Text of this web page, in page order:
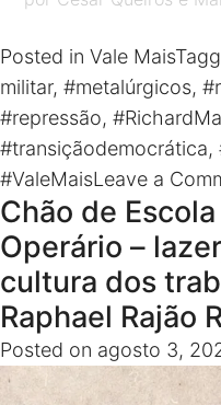
Pires e Márcio
Roteiro: Claudiane
Produção: Ana Clara
Thompson Clímaco
Clímaco Coordenadora
Farias
Posted in Vale Mais
militar, #metalúrgicos,
#repressão,
#transiçãodemocrática,
#ValeMaisLeave a
Chão de
Operário –
cultura dos
Raphael Rajão
Posted on agosto 3,